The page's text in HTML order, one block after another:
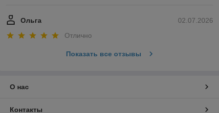
02.07.2026
Ольга
Отлично
Показать все отзывы
О нас
Контакты